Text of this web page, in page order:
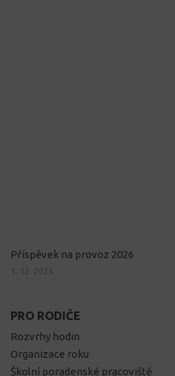
Příspěvek na provoz 2026
1. 12. 2025
PRO RODIČE
Rozvrhy hodin
Organizace roku
Školní poradenské pracoviště